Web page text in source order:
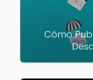
Cómo